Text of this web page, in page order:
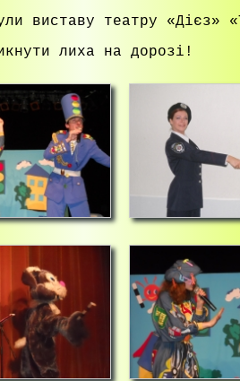
виставу театру «Дієз»
лиха на дорозі!